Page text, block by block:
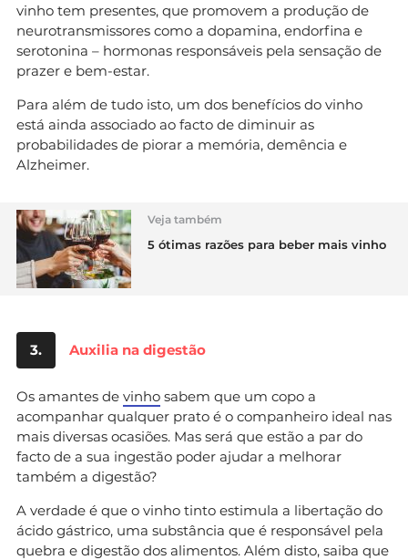
vinho tem presentes, que promovem a produção de
neurotransmissores como a dopamina, endorfina e
serotonina – hormonas responsáveis pela sensação de
prazer e bem-estar.
Para além de tudo isto, um dos benefícios do vinho
está ainda associado ao facto de diminuir as
probabilidades de piorar a memória, demência e
Alzheimer.
Veja também
5 ótimas razões para beber mais vinho
3. Auxilia na digestão
Os amantes de vinho sabem que um copo a
acompanhar qualquer prato é o companheiro ideal nas
mais diversas ocasiões. Mas será que estão a par do
facto de a sua ingestão poder ajudar a melhorar
também a digestão?
A verdade é que o vinho tinto estimula a libertação do
ácido gástrico, uma substância que é responsável pela
quebra e digestão dos alimentos. Além disto, saiba que